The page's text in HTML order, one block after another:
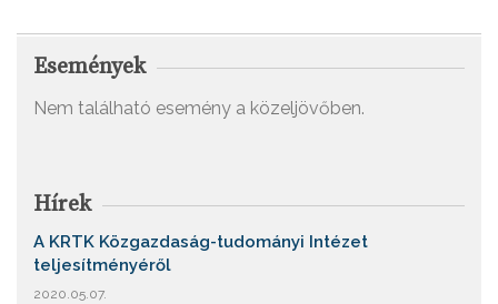
Események
Nem található esemény a közeljövőben.
Hírek
A KRTK Közgazdaság-tudományi Intézet
teljesítményéről
2020.05.07.